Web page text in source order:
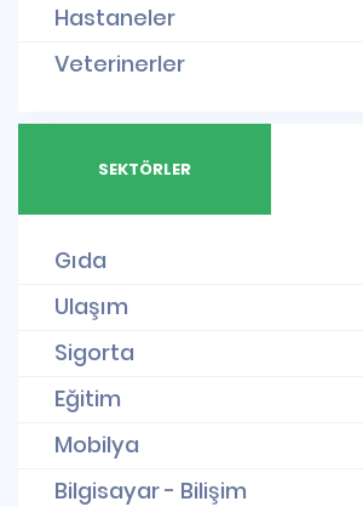
Hastaneler
Veterinerler
SEKTÖRLER
Gıda
Ulaşım
Sigorta
Eğitim
Mobilya
Bilgisayar - Bilişim